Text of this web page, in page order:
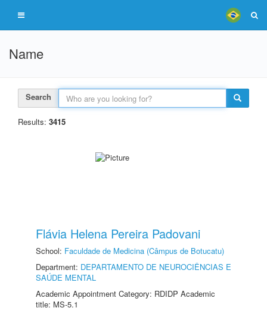
Name
Search
Results: 3415
Flávia Helena Pereira Padovani
School: Faculdade de Medicina (Câmpus de Botucatu)
Department: DEPARTAMENTO DE NEUROCIÊNCIAS E
SAÚDE MENTAL
Academic Appointment Category: RDIDP Academic
title: MS-5.1